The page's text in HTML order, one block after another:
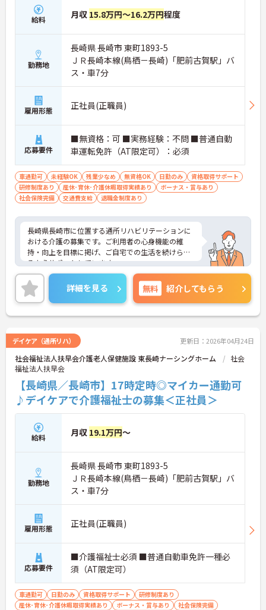
給料 月収 15.8万円～16.2万円程度
勤務地
長崎県 長崎市 東町1893-5
ＪＲ長崎本線(鳥栖－長崎)「肥前古賀駅」バ
ス・車7分
雇用形態 正社員(正職員)
応募要件
■無資格：可 ■実務経験：不問 ■普通自動
車運転免許（AT限定可）：必須
車通勤可 未経験OK 残業少なめ 無資格OK 日勤のみ
資格取得サポート
研修制度あり
産休･育休･介護休暇取得実績あり
ボーナス・賞与あり
社会保険完備
交通費支給 退職金制度あり
長崎県長崎市に位置する通所リハビリテーションに
おける介護の募集です。ご利用者の心身機能の維
持・向上を目標に掲げ、ご自宅での生活を続けられ
るようサポートしています。
就業は17:00までなので、勤務終了後のプライベー
トの時間も充実させることが可能です。また、賞与
は3.2ヶ月分の支給実績があり、頑張りがきちんと評
価される職場です。
ご興味のある方には、面接対策ポイントなど、さら
さい！
詳細を見る 無料 紹介してもらう
デイケア（通所リハ） 更新日：2026年04月24日
社会福祉法人扶早会介護老人保健施設 東長崎ナーシングホーム
社会
福祉法人扶早会
【長崎県／長崎市】17時定時◎マイカー通勤可
♪デイケアで介護福祉士の募集＜正社員＞
給料 月収 19.1万円～
勤務地
長崎県 長崎市 東町1893-5
ＪＲ長崎本線(鳥栖－長崎)「肥前古賀駅」バ
ス・車7分
雇用形態 正社員(正職員)
応募要件
■介護福祉士必須 ■普通自動車免許一種必
須（AT限定可）
車通勤可 日勤のみ 資格取得サポート
研修制度あり
産休･育休･介護休暇取得実績あり
ボーナス・賞与あり
社会保険完備